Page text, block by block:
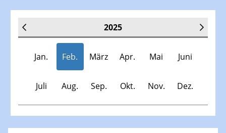
2025
Jan. Feb. März Apr. Mai Juni
Juli Aug. Sep. Okt. Nov. Dez.